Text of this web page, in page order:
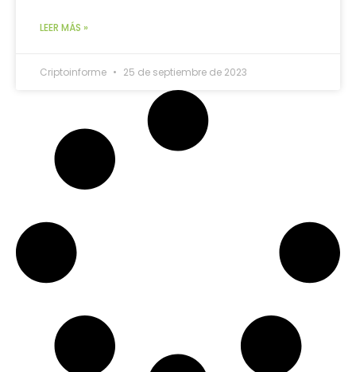
LEER MÁS »
Criptoinforme 25 de septiembre de 2023